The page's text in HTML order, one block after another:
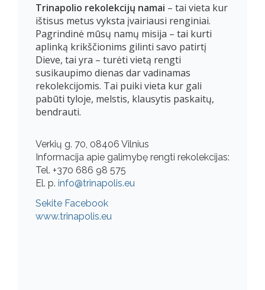
Trinapolio rekolekcijų namai – tai vieta kur
ištisus metus vyksta įvairiausi renginiai.
Pagrindinė mūsų namų misija – tai kurti
aplinką krikščionims gilinti savo patirtį
Dieve, tai yra – turėti vietą rengti
susikaupimo dienas dar vadinamas
rekolekcijomis. Tai puiki vieta kur gali
pabūti tyloje, melstis, klausytis paskaitų,
bendrauti.
Verkių g. 70, 08406 Vilnius
Informacija apie galimybę rengti rekolekcijas:
Tel. +370 686 98 575
El. p. info@trinapolis.eu
Sekite Facebook
www.trinapolis.eu